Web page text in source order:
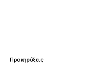
Προκηρύξεις